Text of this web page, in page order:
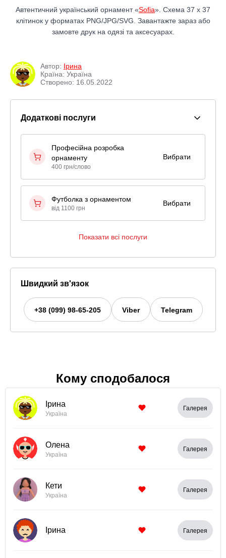
Автентичний український орнамент «Sofia». Схема 37 x 37
клітинок у форматах PNG/JPG/SVG. Завантажте зараз або
замовте друк на одязі та аксесуарах.
Автор: Ірина
Країна: Україна
Створено: 16.05.2022
Додаткові послуги
Професійна розробка
орнаменту
400 грн/слово
Вибрати
Футболка з орнаментом
від 1100 грн
Вибрати
Показати всі послуги
Швидкий зв'язок
+38 (099) 98-65-205 Viber Telegram
Кому сподобалося
Ірина
Україна
Галерея
Олена
Україна
Галерея
Кети
Україна
Галерея
Ірина Галерея